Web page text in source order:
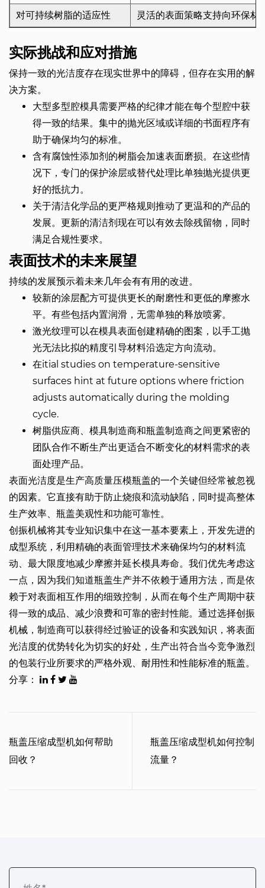
对可持续树脂的适应性 灵活的表面策略支持向环保材
实际挑战和应对措施
保持一致的光洁度存在现实世界中的障碍，但存在实用的解
决方案。
大型多型腔模具需要严格的纪律才能在每个型腔中获
得一致的结果。集中的抛光区域或详细的书面程序有
助于确保均匀的标准。
含有腐蚀性添加剂的树脂会加速表面磨损。在这些情
况下，专门的保护涂层或替代处理比单独抛光提供更
好的抵抗力。
关于清洁化学品的更严格规则推动了更温和的产品的
发展。更新的清洁剂现在可以有效去除残留物，同时
满足合规性要求。
表面技术的未来展望
持续的发展预示着未来几年会有有用的改进。
较新的涂层配方可提供更长的耐磨性和更低的摩擦水
平。有些包括内置润滑，无需单独的释放喷雾。
激光纹理可以在模具表面创建精确的图案，以手工抛
光无法比拟的精度引导材料沿选定方向流动。
在itial studies on temperature-sensitive
surfaces hint at future options where friction
adjusts automatically during the molding
cycle.
树脂供应商、模具制造商和瓶盖制造商之间更紧密的
团队合作不断生产出更适合不断变化的材料需求的表
面处理产品。
表面光洁度是生产高质量压模瓶盖的一个关键但经常被忽视
的因素。它直接有助于防止烧痕和流动缺陷，同时提高整体
生产效率、瓶盖美观性和功能可靠性。
创振机械将其专业知识集中在这一基本要素上，开发先进的
成型系统，利用精确的表面管理技术来确保均匀的材料流
动、最大限度地减少摩擦并延长模具寿命。我们优先考虑这
一点，因为我们知道瓶盖生产并不依赖于通用方法，而是依
赖于对表面相互作用的细致控制，从而在每个生产周期中获
得一致的成品、减少浪费和可靠的密封性能。通过选择创振
机械，制造商可以获得经过验证的设备和实践知识，将表面
光洁度的优势转化为切实的好处，生产出符合当今竞争激烈
的包装行业所要求的严格外观、耐用性和性能标准的瓶盖。
分享：
瓶盖压缩成型机如何帮助
回收？
瓶盖压缩成型机如何控制
流量？